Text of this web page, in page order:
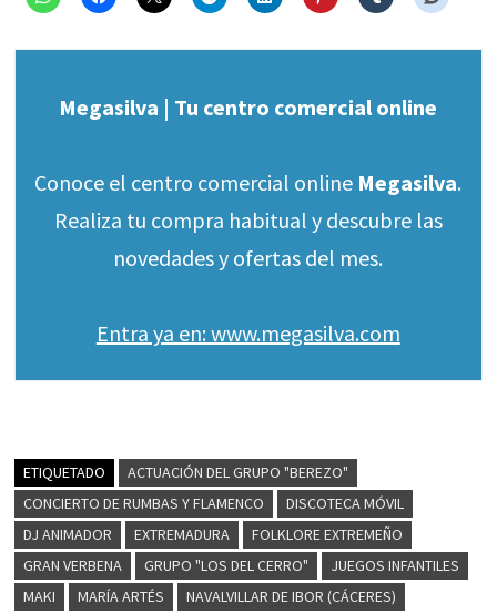
Megasilva | Tu centro comercial online
Conoce el centro comercial online Megasilva.
Realiza tu compra habitual y descubre las
novedades y ofertas del mes.
Entra ya en: www.megasilva.com
ETIQUETADO
ACTUACIÓN DEL GRUPO "BEREZO"
CONCIERTO DE RUMBAS Y FLAMENCO
DISCOTECA MÓVIL
DJ ANIMADOR
EXTREMADURA
FOLKLORE EXTREMEÑO
GRAN VERBENA
GRUPO "LOS DEL CERRO"
JUEGOS INFANTILES
MAKI
MARÍA ARTÉS
NAVALVILLAR DE IBOR (CÁCERES)